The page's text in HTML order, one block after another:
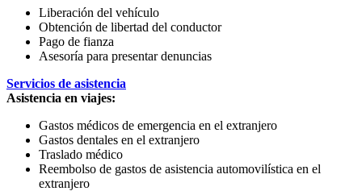
Liberación del vehículo
Obtención de libertad del conductor
Pago de fianza
Asesoría para presentar denuncias
Servicios de asistencia
Asistencia en viajes:
Gastos médicos de emergencia en el extranjero
Gastos dentales en el extranjero
Traslado médico
Reembolso de gastos de asistencia automovilística en el
extranjero